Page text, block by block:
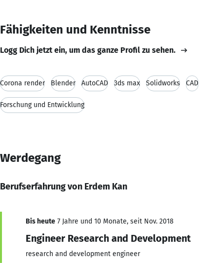
Fähigkeiten und Kenntnisse
Logg Dich jetzt ein, um das ganze Profil zu sehen.
Corona render Blender AutoCAD 3ds max Solidworks CAD
Forschung und Entwicklung
Werdegang
Berufserfahrung von Erdem Kan
Bis heute 7 Jahre und 10 Monate, seit Nov. 2018
Engineer Research and Development
research and development engineer